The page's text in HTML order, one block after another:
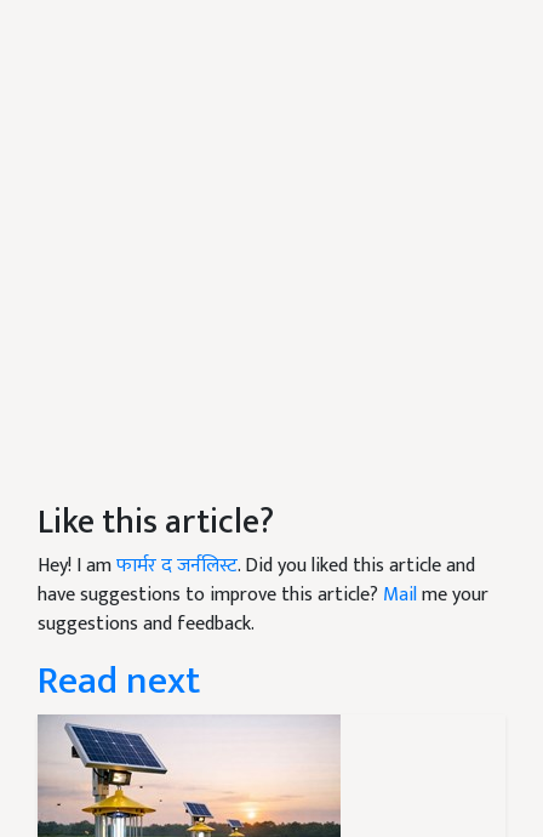
Like this article?
Hey! I amफार्मर द जर्नलिस्ट. Did you liked this article and
have suggestions to improve this article? Mailme your
suggestions and feedback.
Read next